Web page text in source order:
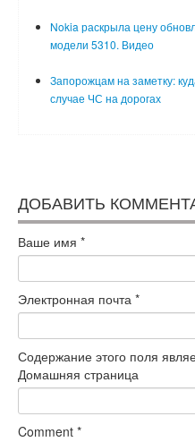
Nokia раскрыла цену
модели 5310. Видео
Запорожцам на заметку:
случае ЧС на дорогах
ДОБАВИТЬ
Ваше имя *
Электронная почта *
Содержание этого поля
Домашняя страница
Comment *